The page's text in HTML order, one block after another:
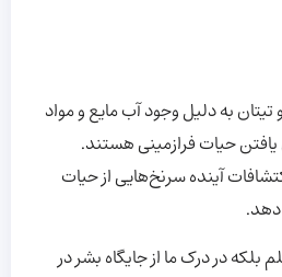
به دلیل وجود آب مایع و مواد
یافتن حیات فرازمینی هستند.
آینده سرنخ‌هایی از حیات
دهد.
بلکه در درک ما از جایگاه بشر در